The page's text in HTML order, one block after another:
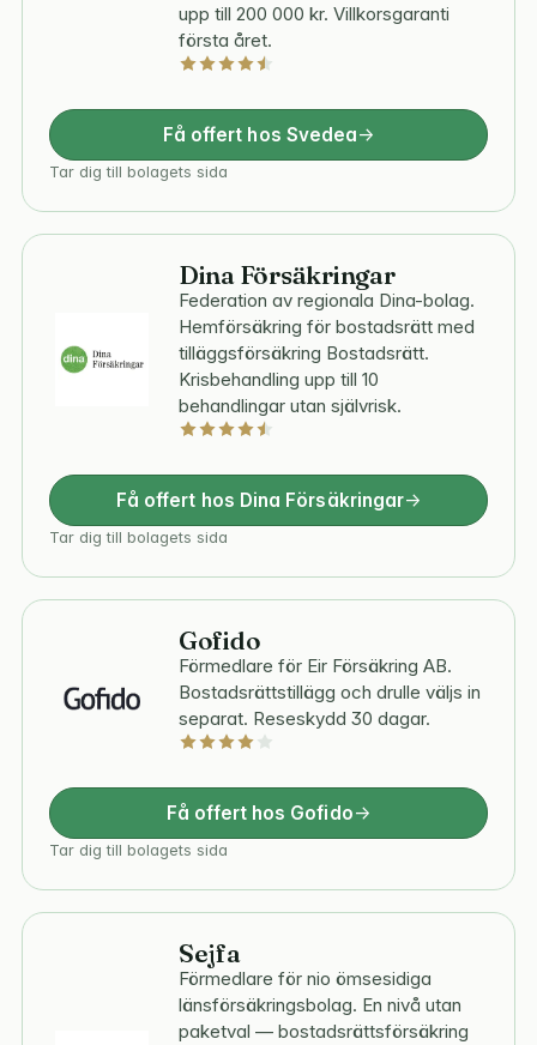
upp till 200 000 kr. Villkorsgaranti
första året.
Få offert hos Svedea
Tar dig till bolagets sida
Dina Försäkringar
Federation av regionala Dina-bolag.
Hemförsäkring för bostadsrätt med
tilläggsförsäkring Bostadsrätt.
Krisbehandling upp till 10
behandlingar utan självrisk.
Få offert hos Dina Försäkringar
Tar dig till bolagets sida
Gofido
Förmedlare för Eir Försäkring AB.
Bostadsrättstillägg och drulle väljs in
separat. Reseskydd 30 dagar.
Få offert hos Gofido
Tar dig till bolagets sida
Sejfa
Förmedlare för nio ömsesidiga
länsförsäkringsbolag. En nivå utan
paketval — bostadsrättsförsäkring